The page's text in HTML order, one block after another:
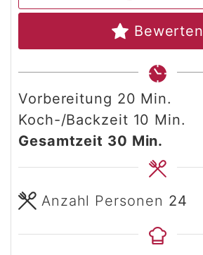
Bewerten
Vorbereitung 20 Minuten
Min.
Koch-/Backzeit 10 Minuten
Min.
Gesamtzeit 30 Minuten
Min.
Anzahl Personen 24